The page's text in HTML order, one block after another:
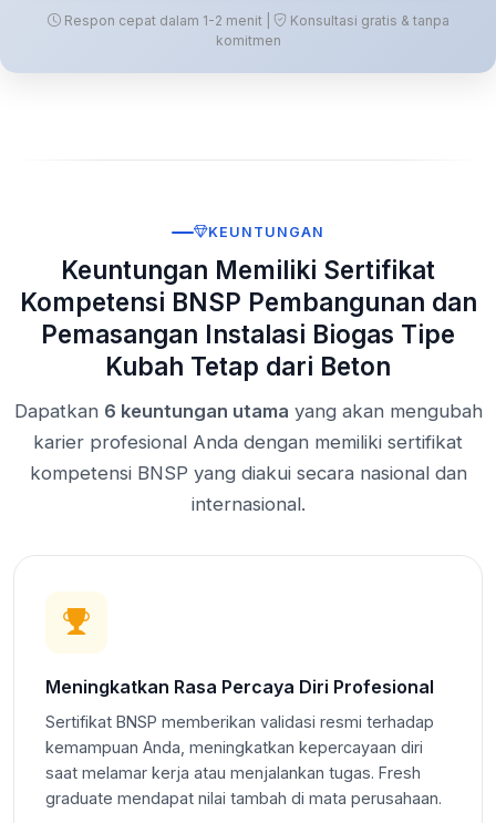
Respon cepat dalam 1-2 menit |
Konsultasi gratis & tanpa
komitmen
KEUNTUNGAN
Keuntungan Memiliki Sertifikat
Kompetensi BNSP Pembangunan dan
Pemasangan Instalasi Biogas Tipe
Kubah Tetap dari Beton
Dapatkan 6 keuntungan utama yang akan mengubah
karier profesional Anda dengan memiliki sertifikat
kompetensi BNSP yang diakui secara nasional dan
internasional.
Meningkatkan Rasa Percaya Diri Profesional
Sertifikat BNSP memberikan validasi resmi terhadap
kemampuan Anda, meningkatkan kepercayaan diri
saat melamar kerja atau menjalankan tugas. Fresh
graduate mendapat nilai tambah di mata perusahaan.